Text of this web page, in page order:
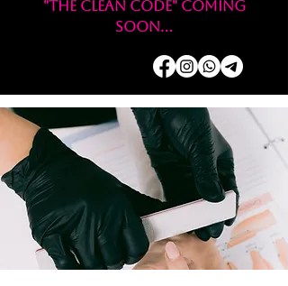
"THE CLEAN CODE" coming
soon...